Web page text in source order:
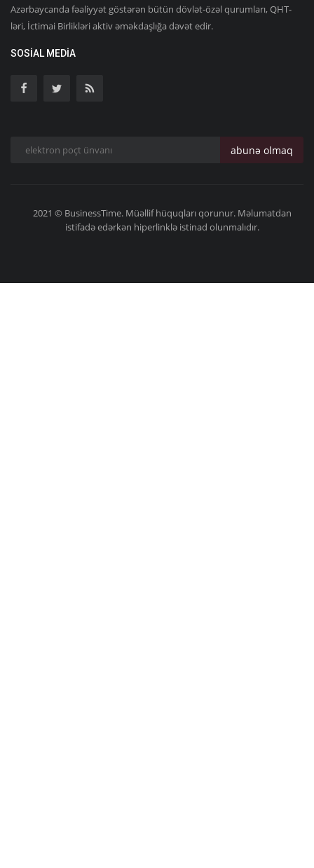
Azərbaycanda fəaliyyət göstərən bütün dövlət-özəl qurumları, QHT-
ləri, İctimai Birlikləri aktiv əməkdaşlığa dəvət edir.
SOSIAL MEDIA
abunə olmaq
2021 © BusinessTime. Müəllif hüquqları qorunur. Məlumatdan
istifadə edərkən hiperlinklə istinad olunmalıdır.